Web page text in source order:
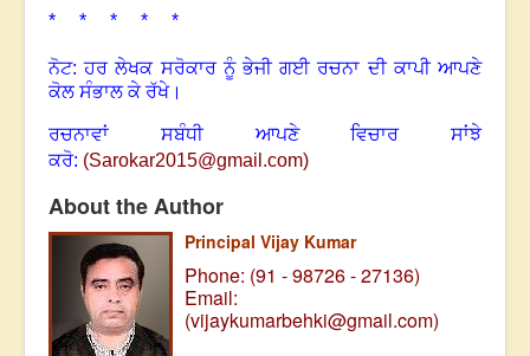
* * * * *
ਨੋਟ: ਹਰ ਲੇਖਕ ਸਰੋਕਾਰ ਨੂੰ ਭੇਜੀ ਗਈ ਰਚਨਾ ਦੀ ਕਾਪੀ ਆਪਣੇ
ਕੋਲ ਸੰਭਾਲ ਕੇ ਰੱਖੇ।
ਰਚਨਾਵਾਂ ਸਬੰਧੀ ਆਪਣੇ ਵਿਚਾਰ ਸਾਂਝੇ
ਕਰੋ: (Sarokar2015@gmail.com)
About the Author
Principal Vijay Kumar
Phone: (91 - 98726 - 27136)
Email:
(vijaykumarbehki@gmail.com)